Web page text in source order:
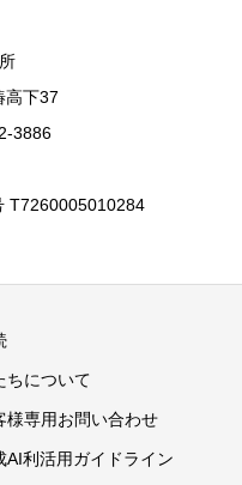
高下37
3886
T7260005010284
ちについて
様専用お問い合わせ
AI利活用ガイドライン